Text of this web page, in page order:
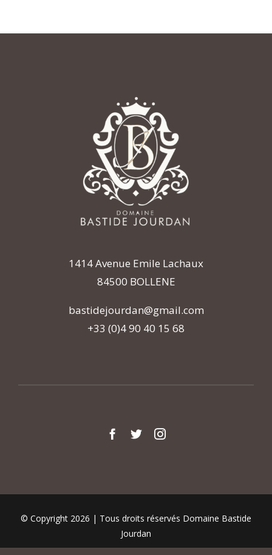
1414 Avenue Emile Lachaux
84500 BOLLENE
bastidejourdan@gmail.com
+33 (0)4 90 40 15 68
© Copyright 2026 | Tous droits réservés Domaine Bastide
Jourdan